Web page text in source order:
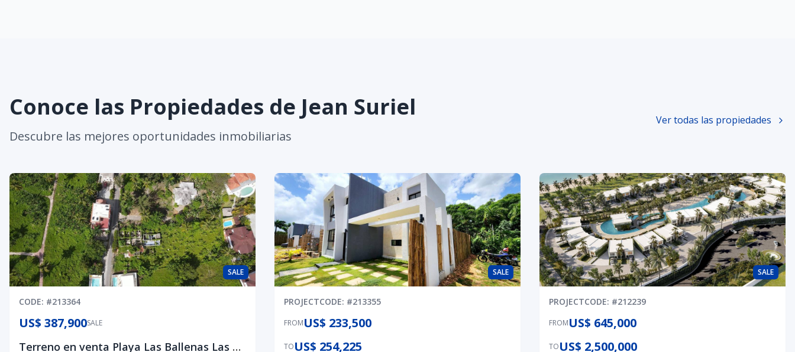
Conoce las Propiedades de Jean Suriel
Descubre las mejores oportunidades inmobiliarias
Ver todas las propiedades
SALE
CODE: #213364
SALE
US$ 387,900
Terreno en venta Playa Las Ballenas Las Terrenas
SALE
PROJECTCODE: #213355
FROMUS$ 233,500
TOUS$ 254,225
SALE
PROJECTCODE: #212239
FROMUS$ 645,000
TOUS$ 2,500,000